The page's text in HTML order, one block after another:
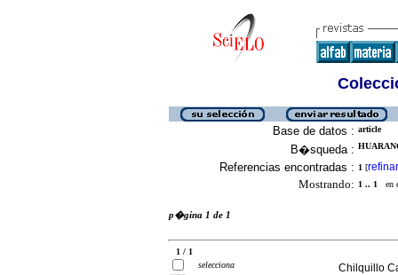
Base de datos : article
B�squeda :
Referencias encontradas : 1 [refinar
Mostrando: 1 .. 1 en
p�gina 1 de 1
1 / 1
selecciona
Chilquillo